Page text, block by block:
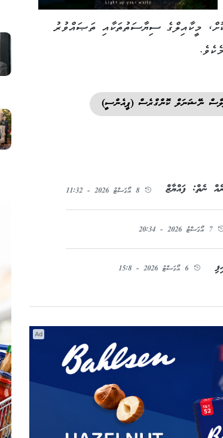
މީކާއިލްގެ ސިޔާސަތުތަކާއި ތަޞައްވުރު
ނޭޝަނަލް ކޮންގްރެސް (ޕީއެންސީ)
ނެތް: ފައްޔާޒް 8 އޯގަސްޓު 2026 - 11:32
7 އޯގަސްޓު 2026 - 20:34
6 އޯގަސްޓު 2026 - 15:8
Ad